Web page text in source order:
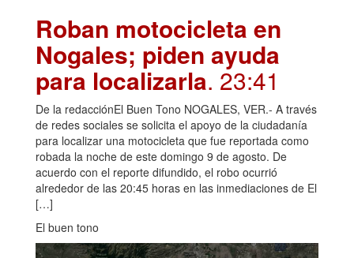
Roban motocicleta en
Nogales; piden ayuda
para localizarla. 23:41
De la redacciónEl Buen Tono NOGALES, VER.- A través
de redes sociales se solicita el apoyo de la ciudadanía
para localizar una motocicleta que fue reportada como
robada la noche de este domingo 9 de agosto. De
acuerdo con el reporte difundido, el robo ocurrió
alrededor de las 20:45 horas en las inmediaciones de El
[…]
El buen tono